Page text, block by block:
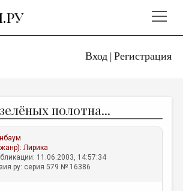
Вход| Регистрация
полотна...
жанр):Лирика
11.06.2003, 14:57:34
серия 579 № 16386